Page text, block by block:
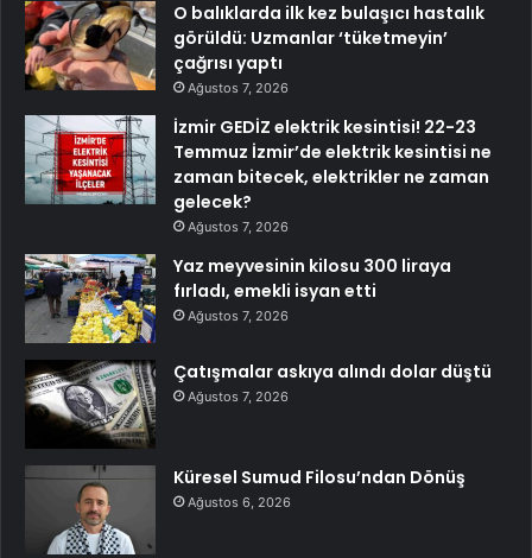
O balıklarda ilk kez bulaşıcı hastalık
görüldü: Uzmanlar ‘tüketmeyin’
çağrısı yaptı
Ağustos 7, 2026
İzmir GEDİZ elektrik kesintisi! 22-23
Temmuz İzmir’de elektrik kesintisi ne
zaman bitecek, elektrikler ne zaman
gelecek?
Ağustos 7, 2026
Yaz meyvesinin kilosu 300 liraya
fırladı, emekli isyan etti
Ağustos 7, 2026
Çatışmalar askıya alındı dolar düştü
Ağustos 7, 2026
Küresel Sumud Filosu’ndan Dönüş
Ağustos 6, 2026